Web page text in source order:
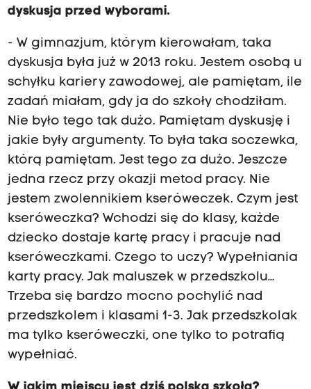
dyskusja przed wyborami.
- W gimnazjum, którym kierowałam, taka
dyskusja była już w 2013 roku. Jestem osobą u
schyłku kariery zawodowej, ale pamiętam, ile
zadań miałam, gdy ja do szkoły chodziłam.
Nie było tego tak dużo. Pamiętam dyskusję i
jakie były argumenty. To była taka soczewka,
którą pamiętam. Jest tego za dużo. Jeszcze
jedna rzecz przy okazji metod pracy. Nie
jestem zwolennikiem kseróweczek. Czym jest
kseróweczka? Wchodzi się do klasy, każde
dziecko dostaje kartę pracy i pracuje nad
kseróweczkami. Czego to uczy? Wypełniania
karty pracy. Jak maluszek w przedszkolu…
Trzeba się bardzo mocno pochylić nad
przedszkolem i klasami 1-3. Jak przedszkolak
ma tylko kseróweczki, one tylko to potrafią
wypełniać.